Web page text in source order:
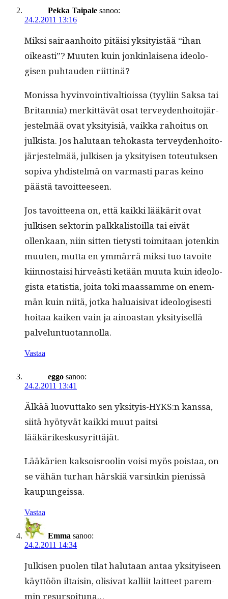
Pekka Taipale sanoo:
24.2.2011 13:16
Mik­si sairaan­hoito pitäisi yksi­ty­istää “ihan
oikeasti”? Muuten kuin jonkin­laise­na ide­ol­o­
gisen puh­tau­den riittinä?
Monis­sa hyv­in­voin­ti­val­tiois­sa (tyyli­in Sak­sa tai
Bri­tan­nia) merkit­tävät osat ter­vey­den­hoito­jär­
jestelmää ovat yksi­ty­isiä, vaik­ka rahoi­tus on
julk­ista. Jos halu­taan tehokas­ta ter­vey­den­hoito­
jär­jestelmää, julkisen ja yksi­tyisen toteu­tuk­sen
sopi­va yhdis­telmä on var­masti paras keino
päästä tavoitteeseen.
Jos tavoit­teena on, että kaik­ki lääkärit ovat
julkisen sek­torin palkkalis­toil­la tai eivät
ollenkaan, niin sit­ten tietysti toim­i­taan jotenkin
muuten, mut­ta en ymmär­rä mik­si tuo tavoite
kiin­nos­taisi hirveästi ketään muu­ta kuin ide­ol­o­
gista etatis­tia, joi­ta toki maas­samme on enem­
män kuin niitä, jot­ka halu­aisi­vat ide­ol­o­gis­es­ti
hoitaa kaiken vain ja ain­oas­tan yksi­tyisel­lä
palveluntuotannolla.
Vastaa
eggo sanoo:
24.2.2011 13:41
Älkää luovut­tako sen yksityis-HYKS:n kanssa,
siitä hyö­tyvät kaik­ki muut pait­si
lääkärikeskusyrittäjät.
Lääkärien kak­sois­roolin voisi myös pois­taa, on
se vähän turhan härskiä varsinkin pienis­sä
kaupungeissa.
Vastaa
Emma sanoo:
24.2.2011 14:34
Julkisen puolen tilat halu­taan antaa yksi­tyiseen
käyt­töön iltaisin, oli­si­vat kalli­it lait­teet parem­
min resursoituna…